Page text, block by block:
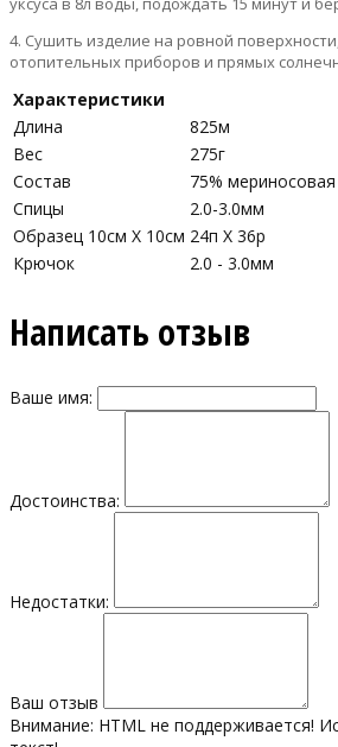
4. Сушить изделие на ровной
отопительных приборов и прямых
Характеристики
Длина
825м
Вес
275г
Состав
75%
Спицы
2.0-3.0мм
Образец 10см Х 10см 24п X 36р
Крючок
2.0 - 3.0мм
Написать отзыв
Ваше имя:
Достоинства:
Недостатки:
Ваш отзыв
Внимание: HTML не поддерживается!